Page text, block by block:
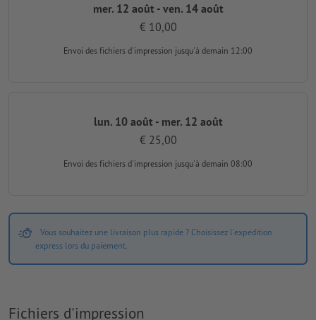
mer. 12 août - ven. 14 août
€ 10,00
Envoi des fichiers d'impression jusqu'à demain 12:00
lun. 10 août - mer. 12 août
€ 25,00
Envoi des fichiers d'impression jusqu'à demain 08:00
Vous souhaitez une livraison plus rapide ? Choisissez l'expédition
express lors du paiement.
Fichiers d'impression